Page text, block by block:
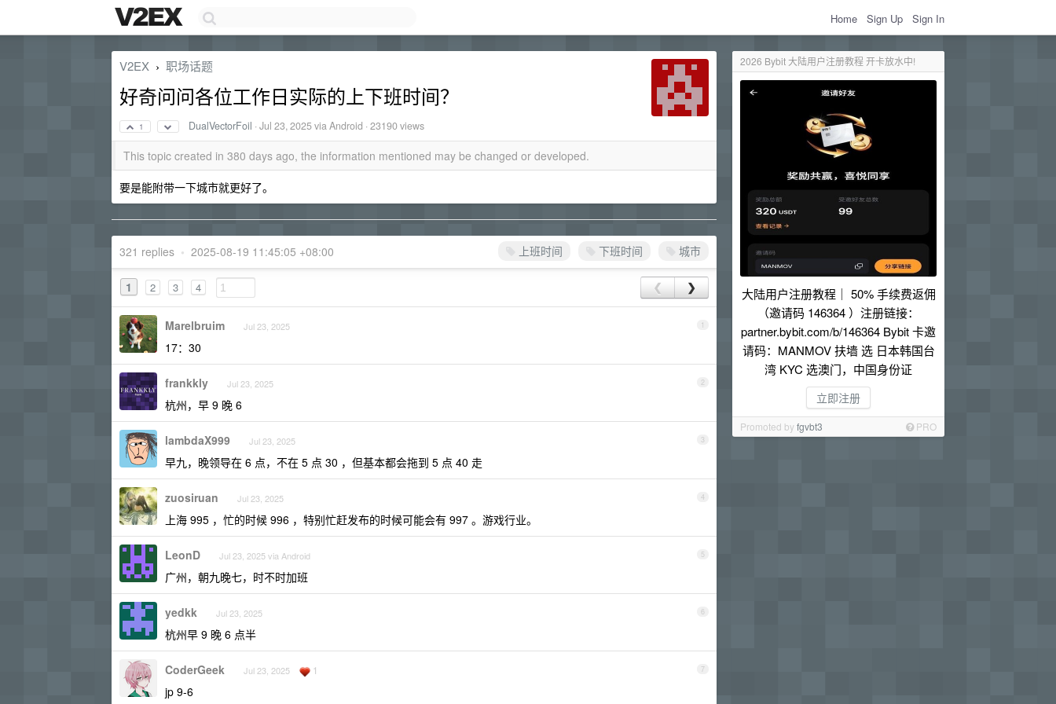
Home Sign Up Sign In
2026 Bybit 大陆用户注册教程 开卡放水中!
大陆用户注册教程｜ 50% 手续费返佣
（邀请码 146364 ）注册链接：
partner.bybit.com/b/146364 Bybit 卡邀
请码：MANMOV 扶墙 选 日本韩国台
湾 KYC 选澳门，中国身份证
立即注册
Promoted byfgvbt3 PRO
V2EX › 职场话题
好奇问问各位工作日实际的上下班时间？
1 DualVectorFoil ·Jul 23, 2025via Android · 23190 views
This topic created in 380 days ago, the information mentioned may be changed or developed.
要是能附带一下城市就更好了。
上班时间 下班时间 城市
321 replies • 2025-08-19 11:45:05 +08:00
1 2 3 4 ❮ ❯
1
Marelbruim Jul 23, 2025
17：30
2
frankkly Jul 23, 2025
杭州，早 9 晚 6
3
lambdaX999 Jul 23, 2025
早九，晚领导在 6 点，不在 5 点 30 ，但基本都会拖到 5 点 40 走
4
zuosiruan Jul 23, 2025
上海 995 ，忙的时候 996 ，特别忙赶发布的时候可能会有 997 。游戏行业。
5
LeonD Jul 23, 2025 via Android
广州，朝九晚七，时不时加班
6
yedkk Jul 23, 2025
杭州早 9 晚 6 点半
7
CoderGeek Jul 23, 2025 1
jp 9-6